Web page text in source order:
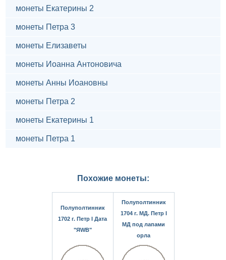
монеты Екатерины 2
монеты Петра 3
монеты Елизаветы
монеты Иоанна Антоновича
монеты Анны Иоановны
монеты Петра 2
монеты Екатерины 1
монеты Петра 1
Похожие монеты:
Полуполтинник
1702 г. Петр I Дата
"ЯWB"
Полуполтинник
1704 г. МД. Петр I
МД под лапами
орла